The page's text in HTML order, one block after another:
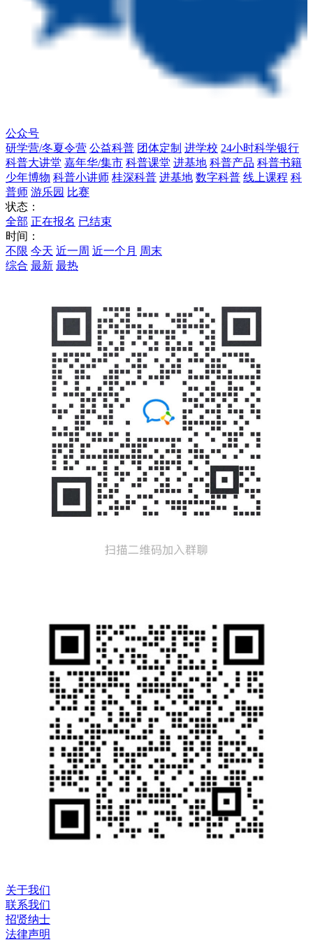
公众号
研学营/冬夏令营 公益科普 团体定制 进学校 24小时科学银行
科普大讲堂 嘉年华/集市 科普课堂 进基地 科普产品 科普书籍
少年博物 科普小讲师 桂深科普 进基地 数字科普 线上课程 科
普师 游乐园 比赛
状态：
全部 正在报名 已结束
时间：
不限 今天 近一周 近一个月 周末
综合 最新 最热
关于我们
联系我们
招贤纳士
法律声明